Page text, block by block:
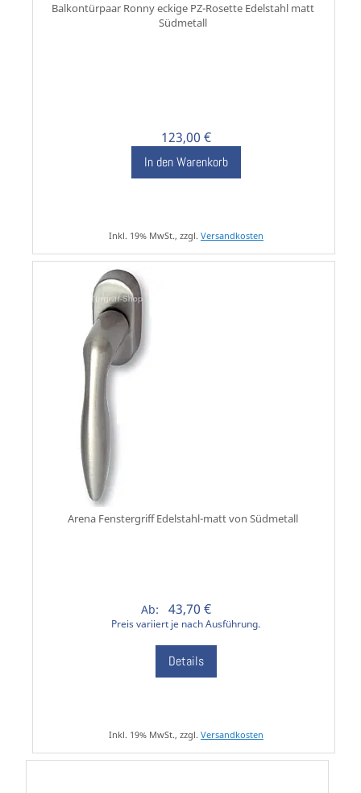
Balkontürpaar Ronny eckige PZ-Rosette Edelstahl matt
Südmetall
123,00 €
In den Warenkorb
Inkl. 19% MwSt., zzgl. Versandkosten
Arena Fenstergriff Edelstahl-matt von Südmetall
Ab: 43,70 €
Preis variiert je nach Ausführung.
Details
Inkl. 19% MwSt., zzgl. Versandkosten